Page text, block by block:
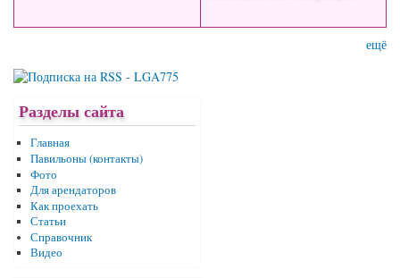
ещё
Разделы сайта
Главная
Павильоны (контакты)
Фото
Для арендаторов
Как проехать
Статьи
Справочник
Видео